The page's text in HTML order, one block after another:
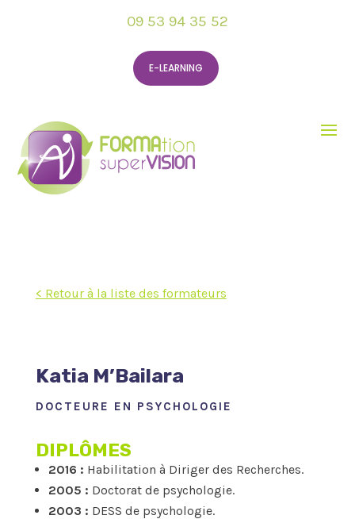
09 53 94 35 52
E-LEARNING
< Retour à la liste des formateurs
Katia M’Bailara
DOCTEURE EN PSYCHOLOGIE
DIPLÔMES
2016 : Habilitation à Diriger des Recherches.
2005 : Doctorat de psychologie.
2003 : DESS de psychologie.